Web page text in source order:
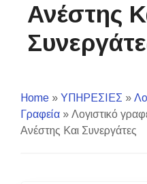
Ανέστης
Home » ΥΠΗΡΕΣΙΕΣ »
Γραφεία » Λογιστικό
Ανέστης Και Συνεργάτες